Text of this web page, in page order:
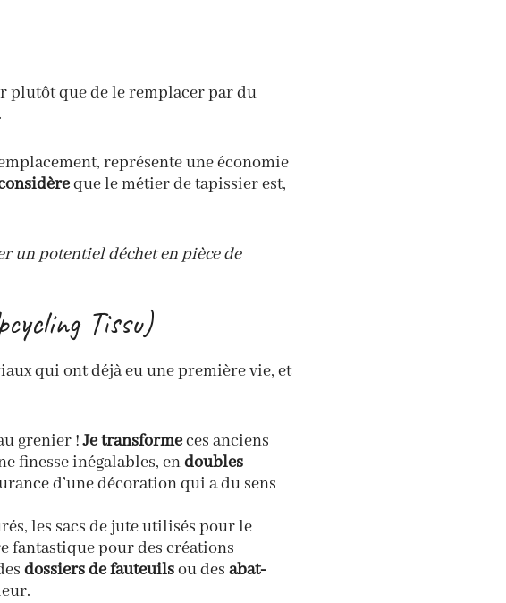
plutôt que de le remplacer par du
représente une économie
que le métier de tapissier est,
un potentiel déchet en pièce de
Tissu)
qui ont déjà eu une première vie, et
grenier !Je transformeces anciens
finesse inégalables, endoubles
d’une décoration qui a du sens
les sacs de jute utilisés pour le
fantastique pour des créations
dossiers de fauteuilsou des abat-